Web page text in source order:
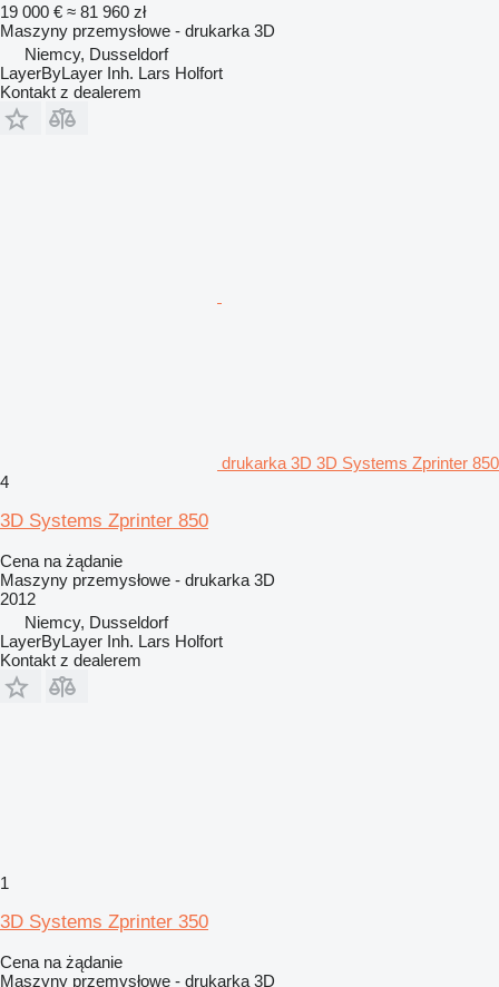
19 000 € ≈ 81 960 zł
Maszyny przemysłowe - drukarka 3D
Niemcy, Dusseldorf
LayerByLayer Inh. Lars Holfort
Kontakt z dealerem
drukarka 3D 3D Systems Zprinter 850
4
3D Systems Zprinter 850
Cena na żądanie
Maszyny przemysłowe - drukarka 3D
2012
Niemcy, Dusseldorf
LayerByLayer Inh. Lars Holfort
Kontakt z dealerem
1
3D Systems Zprinter 350
Cena na żądanie
Maszyny przemysłowe - drukarka 3D